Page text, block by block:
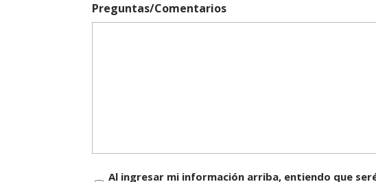
Preguntas/Comentarios
Consentimiento
Al ingresar mi información arriba, entiendo que